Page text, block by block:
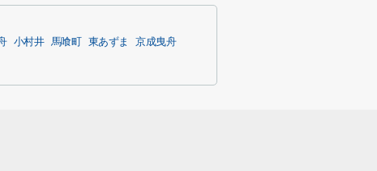
小村井 馬喰町 東あずま
京成曳舟